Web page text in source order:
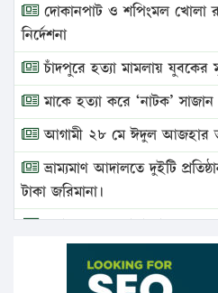
দোকানপাট ও শপিংমল খোলা
নির্দেশনা
চাঁদপুরে হত্যা মামলায় যুবকের
মাকে হত্যা করে ‘নাটক’
আগামী ২৮ মে ঈদুল আজহার
ভ্রাম্যমাণ আদালতে দুইটি
টাকা জরিমানা।
এবার লঞ্চের ভাড়া বাড়ল
১৭ থেকে ২১ শতাংশ বিদ্যুতের